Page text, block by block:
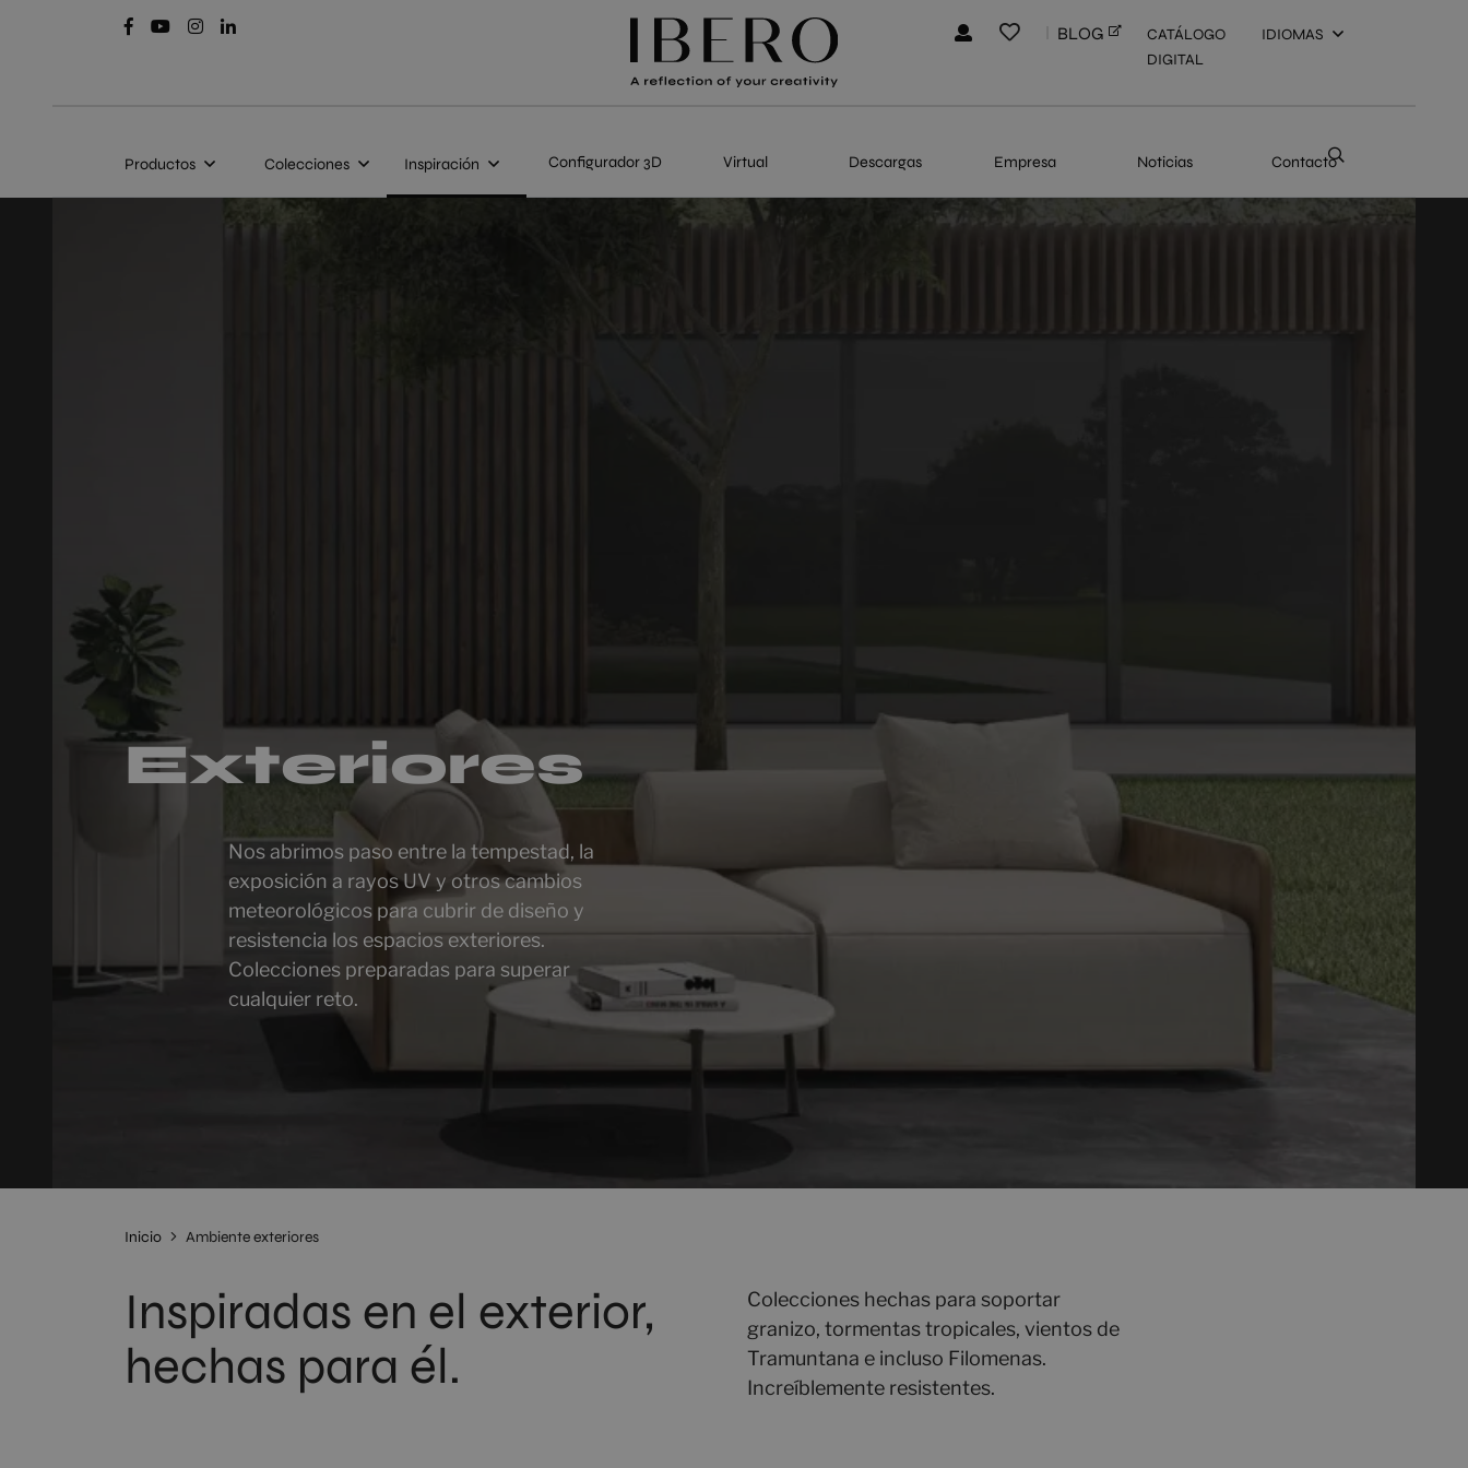
BLOG
CATÁLOGO
DIGITAL
IDIOMAS
Productos Colecciones Inspiración Configurador 3D Virtual Descargas Empresa Noticias Contacto
Exteriores
Nos abrimos paso entre la tempestad, la
exposición a rayos UV y otros cambios
meteorológicos para cubrir de diseño y
resistencia los espacios exteriores.
Colecciones preparadas para superar
cualquier reto.
Inicio Ambiente exteriores
Inspiradas en el exterior,
hechas para él.
Colecciones hechas para soportar
granizo, tormentas tropicales, vientos de
Tramuntana e incluso Filomenas.
Increíblemente resistentes.